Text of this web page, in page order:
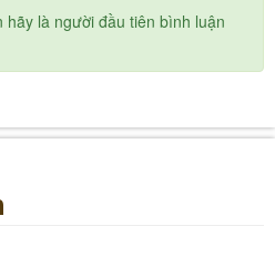
là người đầu tiên bình luận